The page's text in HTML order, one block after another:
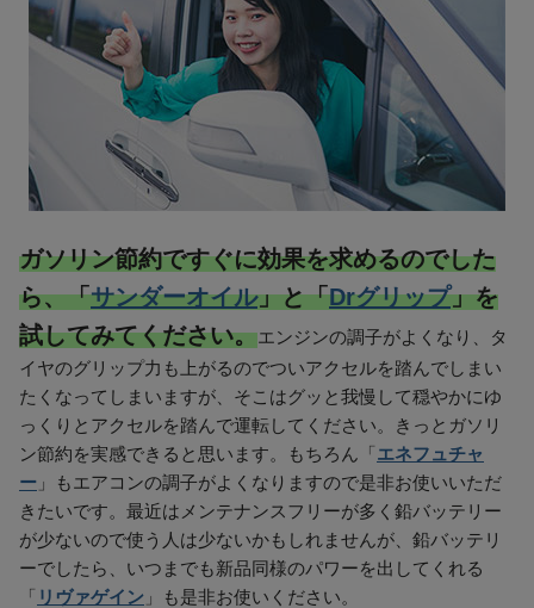
ガソリン節約ですぐに効果を求めるのでした
ら、「サンダーオイル」と「Drグリップ」を
試してみてください。エンジンの調子がよくなり、タ
イヤのグリップ力も上がるのでついアクセルを踏んでしまい
たくなってしまいますが、そこはグッと我慢して穏やかにゆ
っくりとアクセルを踏んで運転してください。きっとガソリ
ン節約を実感できると思います。もちろん「エネフュチャ
ー 」もエアコンの調子がよくなりますので是非お使いいただ
きたいです。最近はメンテナンスフリーが多く鉛バッテリー
が少ないので使う人は少ないかもしれませんが、鉛バッテリ
ーでしたら、いつまでも新品同様のパワーを出してくれる
「 リヴァゲイン 」も是非お使いください。